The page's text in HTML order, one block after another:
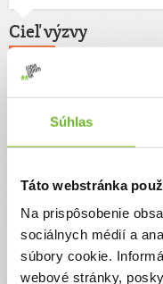
Súhlas
Táto webstránka
Na prispôsobenie
sociálnych médií a
súbory cookie.
webové stránky,
Cieľ výzvy
Náš sen je aby Filipko vedel
sa hrať s hračkami ako jeho
Autor výzvy
Príbeh